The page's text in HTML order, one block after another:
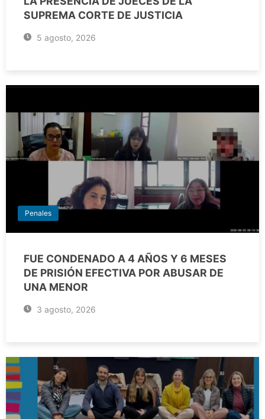
SUPREMA CORTE DE JUSTICIA
5 agosto, 2026
Penales
FUE CONDENADO A 4 AÑOS Y 6 MESES
DE PRISIÓN EFECTIVA POR ABUSAR DE
UNA MENOR
3 agosto, 2026